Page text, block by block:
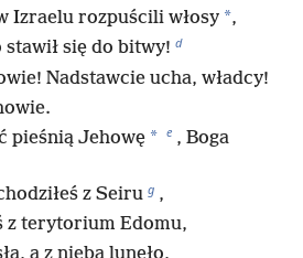
Izraelu rozpuścili włosy *,
się do bitwy! d
Nadstawcie ucha, władcy!
pieśnią Jehowę * e , Boga
z Seiru g ,
z terytorium Edomu,